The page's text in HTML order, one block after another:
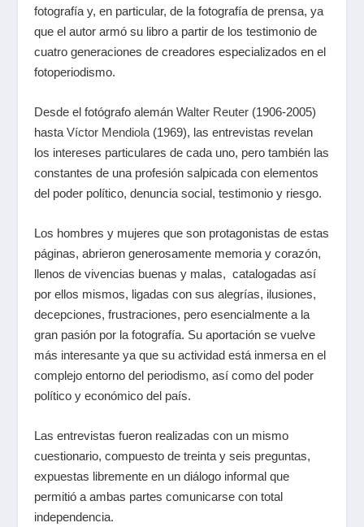
fotografía y, en particular, de la fotografía de prensa, ya
que el autor armó su libro a partir de los testimonio de
cuatro generaciones de creadores especializados en el
fotoperiodismo.
Desde el fotógrafo alemán Walter Reuter (1906-2005)
hastaVíctor Mendiola (1969), las entrevistas revelan
los intereses particulares de cada uno, pero también las
constantes de una profesión salpicada con elementos
del poder político, denuncia social, testimonio y riesgo.
Los hombres y mujeres que son protagonistas de estas
páginas, abrieron generosamente memoria y corazón,
llenos de vivencias buenas y malas, catalogadas así
por ellos mismos, ligadas con sus alegrías, ilusiones,
decepciones, frustraciones, pero esencialmente a la
gran pasión por la fotografía. Su aportación se vuelve
más interesante ya que su actividad está inmersa en el
complejo entorno del periodismo, así como del poder
político y económico del país.
Las entrevistas fueron realizadas con un mismo
cuestionario, compuesto de treinta y seis preguntas,
expuestas libremente en un diálogo informal que
permitió a ambas partes comunicarse con total
independencia.